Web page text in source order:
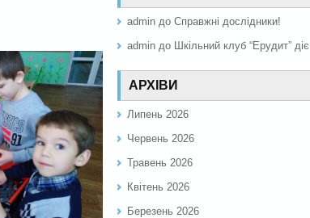
admin до Справжні дослідники!
admin до Шкільний клуб “Ерудит” діє
АРХІВИ
Липень 2026
Червень 2026
Травень 2026
Квітень 2026
Березень 2026